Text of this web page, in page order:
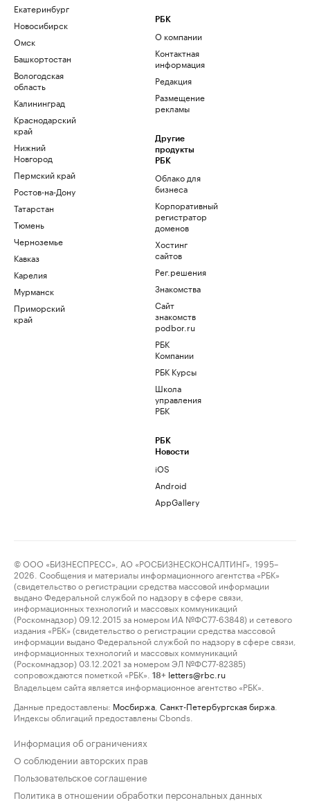
Екатеринбург
Новосибирск
Омск
Башкортостан
Вологодская
область
Калининград
Краснодарский
край
Нижний
Новгород
Пермский край
Ростов-на-Дону
Татарстан
Тюмень
Черноземье
Кавказ
Карелия
Мурманск
Приморский
край
РБК
О компании
Контактная
информация
Редакция
Размещение
рекламы
Другие
продукты
РБК
Облако для
бизнеса
Корпоративный
регистратор
доменов
Хостинг
сайтов
Рег.решения
Знакомства
Сайт
знакомств
podbor.ru
РБК
Компании
РБК Курсы
Школа
управления
РБК
РБК
Новости
iOS
Android
AppGallery
© ООО «БИЗНЕСПРЕСС», АО «РОСБИЗНЕСКОНСАЛТИНГ», 1995–
2026. Сообщения и материалы информационного агентства «РБК»
(свидетельство о регистрации средства массовой информации
выдано Федеральной службой по надзору в сфере связи,
информационных технологий и массовых коммуникаций
(Роскомнадзор) 09.12.2015 за номером ИА №ФС77-63848) и сетевого
издания «РБК» (свидетельство о регистрации средства массовой
информации выдано Федеральной службой по надзору в сфере связи,
информационных технологий и массовых коммуникаций
(Роскомнадзор) 03.12.2021 за номером ЭЛ №ФС77-82385)
сопровождаются пометкой «РБК».
18+ letters@rbc.ru
Владельцем сайта является информационное агентство «РБК».
Данные предоставлены: Мосбиржа Санкт-Петербургская биржа
Индексы облигаций предоставлены Cbonds.
Информация об ограничениях
О соблюдении авторских прав
Пользовательское соглашение
Политика в отношении обработки персональных данных